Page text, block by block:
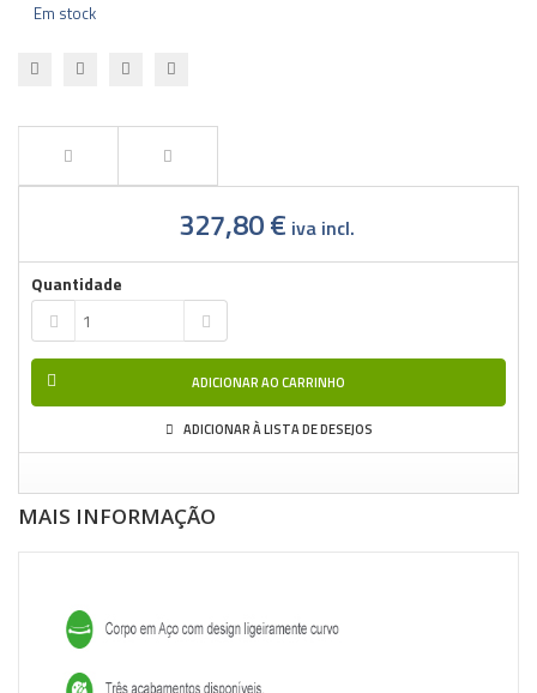
Em stock
327,80 € iva incl.
Quantidade
ADICIONAR AO CARRINHO
ADICIONAR À LISTA DE DESEJOS
MAIS INFORMAÇÃO